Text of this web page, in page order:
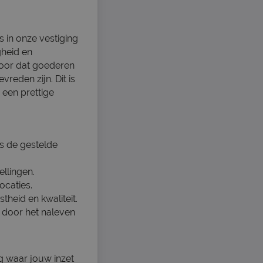
in onze vestiging
en
dat goederen
zijn. Dit is
prettige
de gestelde
en kwaliteit.
het naleven
waar jouw inzet